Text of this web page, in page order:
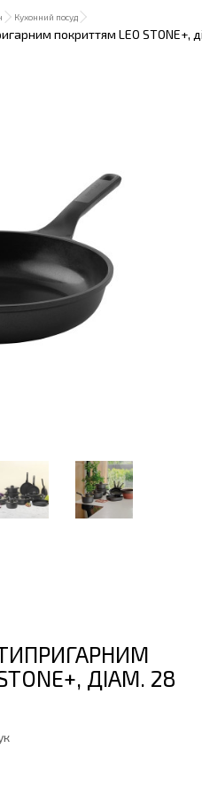
Кухонний посуд
покриттям LEO STONE+,
ДІАМ. 28